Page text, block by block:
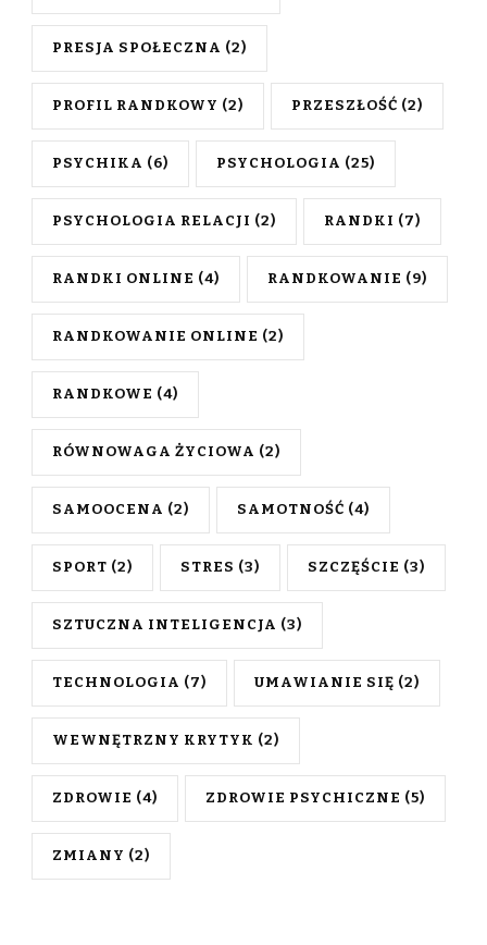
PRESJA SPOŁECZNA (2)
PROFIL RANDKOWY (2) PRZESZŁOŚĆ (2)
PSYCHIKA (6) PSYCHOLOGIA (25)
PSYCHOLOGIA RELACJI (2) RANDKI (7)
RANDKI ONLINE (4) RANDKOWANIE (9)
RANDKOWANIE ONLINE (2)
RANDKOWE (4)
RÓWNOWAGA ŻYCIOWA (2)
SAMOOCENA (2) SAMOTNOŚĆ (4)
SPORT (2) STRES (3) SZCZĘŚCIE (3)
SZTUCZNA INTELIGENCJA (3)
TECHNOLOGIA (7) UMAWIANIE SIĘ (2)
WEWNĘTRZNY KRYTYK (2)
ZDROWIE (4) ZDROWIE PSYCHICZNE (5)
ZMIANY (2)